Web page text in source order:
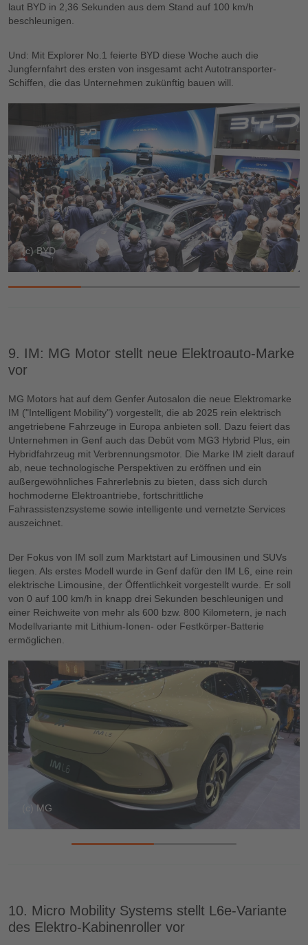
laut BYD in 2,36 Sekunden aus dem Stand auf 100 km/h
beschleunigen.
Und: Mit Explorer No.1 feierte BYD diese Woche auch die
Jungfernfahrt des ersten von insgesamt acht Autotransporter-
Schiffen, die das Unternehmen zukünftig bauen will.
(c) BYD
9. IM: MG Motor stellt neue Elektroauto-Marke
vor
MG Motors hat auf dem Genfer Autosalon die neue Elektromarke
IM ("Intelligent Mobility") vorgestellt, die ab 2025 rein elektrisch
angetriebene Fahrzeuge in Europa anbieten soll. Dazu feiert das
Unternehmen in Genf auch das Debüt vom MG3 Hybrid Plus, ein
Hybridfahrzeug mit Verbrennungsmotor. Die Marke IM zielt darauf
ab, neue technologische Perspektiven zu eröffnen und ein
außergewöhnliches Fahrerlebnis zu bieten, dass sich durch
hochmoderne Elektroantriebe, fortschrittliche
Fahrassistenzsysteme sowie intelligente und vernetzte Services
auszeichnet.
Der Fokus von IM soll zum Marktstart auf Limousinen und SUVs
liegen. Als erstes Modell wurde in Genf dafür den IM L6, eine rein
elektrische Limousine, der Öffentlichkeit vorgestellt wurde. Er soll
von 0 auf 100 km/h in knapp drei Sekunden beschleunigen und
einer Reichweite von mehr als 600 bzw. 800 Kilometern, je nach
Modellvariante mit Lithium-Ionen- oder Festkörper-Batterie
ermöglichen.
(c) MG
10. Micro Mobility Systems stellt L6e-Variante
des Elektro-Kabinenroller vor